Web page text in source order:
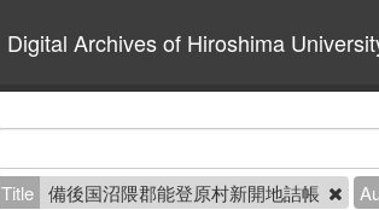
Digital Archives of Hiroshima
Title 備後国沼隈郡能登原村新開地詰帳